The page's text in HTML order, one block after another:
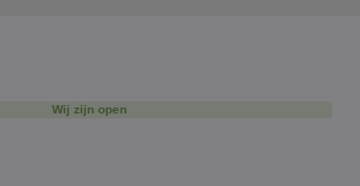
Wij zijn open